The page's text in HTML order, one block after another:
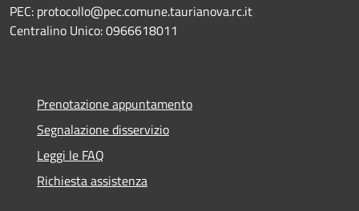
PEC: protocollo@pec.comune.taurianova.rc.it
Centralino Unico: 0966618011
Prenotazione appuntamento
Segnalazione disservizio
Leggi le FAQ
Richiesta assistenza